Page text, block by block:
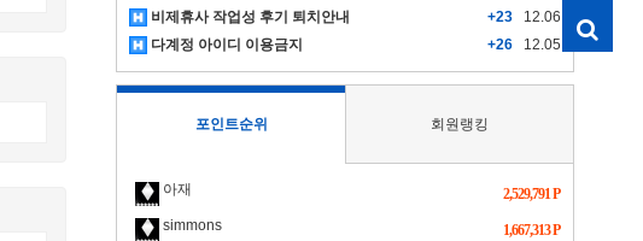
비제휴사 작업성 후기 퇴치안내
+23
12.06
다계정 아이디 이용금지
+26 12.05
포인트순위 회원랭킹
아재
2,529,791 P
simmons
1,667,313 P